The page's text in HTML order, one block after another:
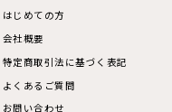
はじめての方
会社概要
特定商取引法に基づく表記
よくあるご質問
お問い合わせ